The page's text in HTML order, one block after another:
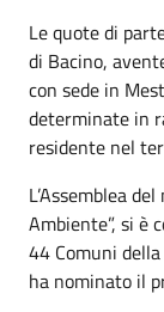
Le quote di
di Bacino,
con sede in
determinate in
residente nel
L’Assemblea
Ambiente”, si
44 Comuni
ha nominato il